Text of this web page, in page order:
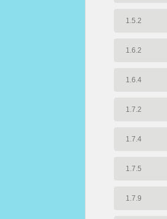
1.5.2
1.6.2
1.6.4
1.7.2
1.7.4
1.7.5
1.7.9